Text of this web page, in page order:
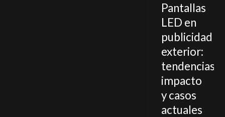
Pantallas
LED en
publicidad
exterior:
tendencias,
impacto
y casos
actuales